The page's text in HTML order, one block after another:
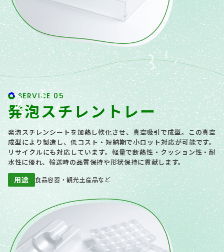
SERVICE 05
発泡スチレントレー
発泡スチレンシートを加熱し軟化させ、真空吸引で成型。この真空
成型により製造し、低コスト・短納期で小ロット対応が可能です。
リサイクルにも対応しています。軽量で断熱性・クッション性・耐
水性に優れ、輸送時の品質保持や形状保持に貢献します。
用途 食品容器・観光土産品など